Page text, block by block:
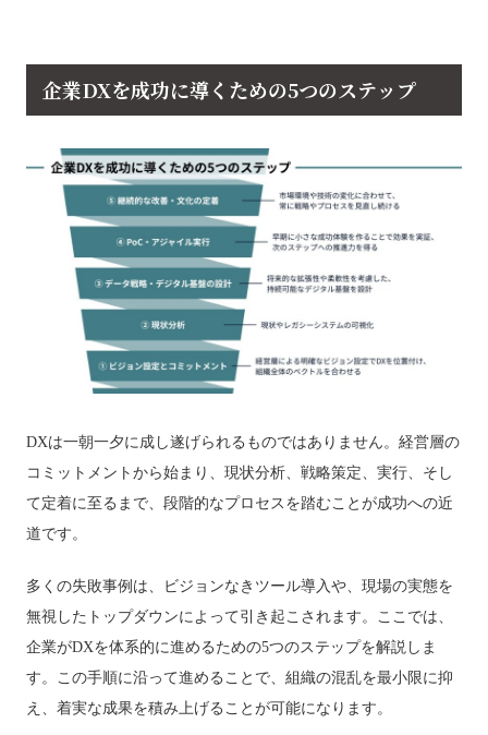
企業DXを成功に導くための5つのステップ
DXは一朝一夕に成し遂げられるものではありません。経営層の
コミットメントから始まり、現状分析、戦略策定、実行、そし
て定着に至るまで、段階的なプロセスを踏むことが成功への近
道です。
多くの失敗事例は、ビジョンなきツール導入や、現場の実態を
無視したトップダウンによって引き起こされます。ここでは、
企業がDXを体系的に進めるための5つのステップを解説しま
す。この手順に沿って進めることで、組織の混乱を最小限に抑
え、着実な成果を積み上げることが可能になります。